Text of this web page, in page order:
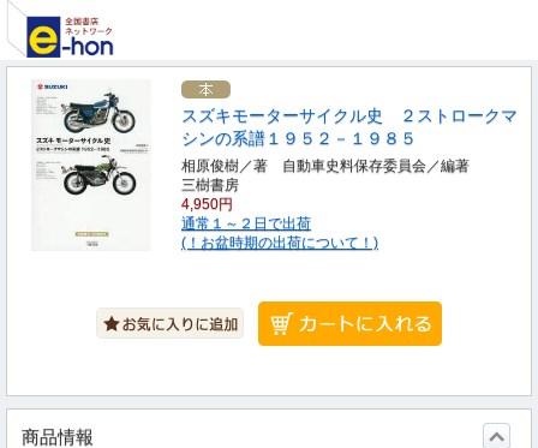
スズキモーターサイクル史 ２ストロークマ
シンの系譜１９５２－１９８５
相原俊樹／著 自動車史料保存委員会／編著
三樹書房
4,950円
通常１～２日で出荷
(！お盆時期の出荷について！)
商品情報